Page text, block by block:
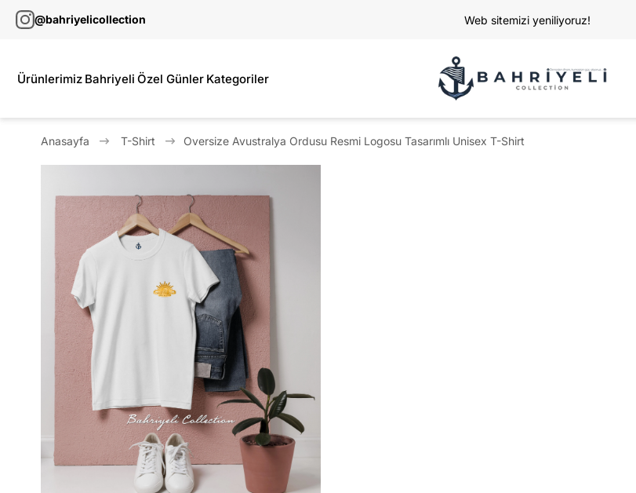
@bahriyelicollection Web sitemizi yeniliyoruz!
Ürünlerimiz Bahriyeli Özel Günler Kategoriler
Anasayfa T-Shirt Oversize Avustralya Ordusu Resmi Logosu Tasarımlı Unisex T-Shirt